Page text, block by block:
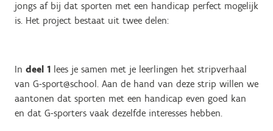
jongs af bij dat sporten met een handicap perfect mogelijk
is. Het project bestaat uit twee delen:
In deel 1 lees je samen met je leerlingen het stripverhaal
van G-sport@school. Aan de hand van deze strip willen we
aantonen dat sporten met een handicap even goed kan
en dat G-sporters vaak dezelfde interesses hebben.